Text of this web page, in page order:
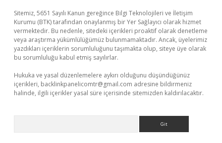
Sitemiz, 5651 Sayılı Kanun gereğince Bilgi Teknolojileri ve İletişim
Kurumu (BTK) tarafından onaylanmış bir Yer Sağlayıcı olarak hizmet
vermektedir. Bu nedenle, sitedeki içerikleri proaktif olarak denetleme
veya araştırma yükümlülüğümüz bulunmamaktadır. Ancak, üyelerimiz
yazdıkları içeriklerin sorumluluğunu taşımakta olup, siteye üye olarak
bu sorumluluğu kabul etmiş sayılırlar.
Hukuka ve yasal düzenlemelere aykırı olduğunu düşündüğünüz
içerikleri, backlinkpanelicomtr@gmail.com adresine bildirmeniz
halinde, ilgili içerikler yasal süre içerisinde sitemizden kaldırılacaktır.